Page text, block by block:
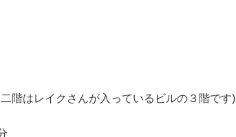
二階はレイクさんが入っているビルの３階です)